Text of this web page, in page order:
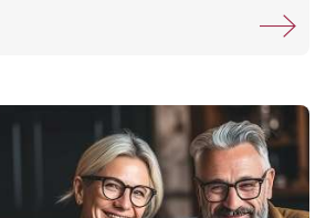
von Martin Seiler macht
wir eine lange Tradition, was das
Siegfried Moog, Vorstandsvorsitzender
und EWH. „Von ihrer Gründung an vor
beide Stiftungen durch freiwilliges
gestärkt. Deshalb freut es mich ganz
der Jury des Programms Ehrensache der